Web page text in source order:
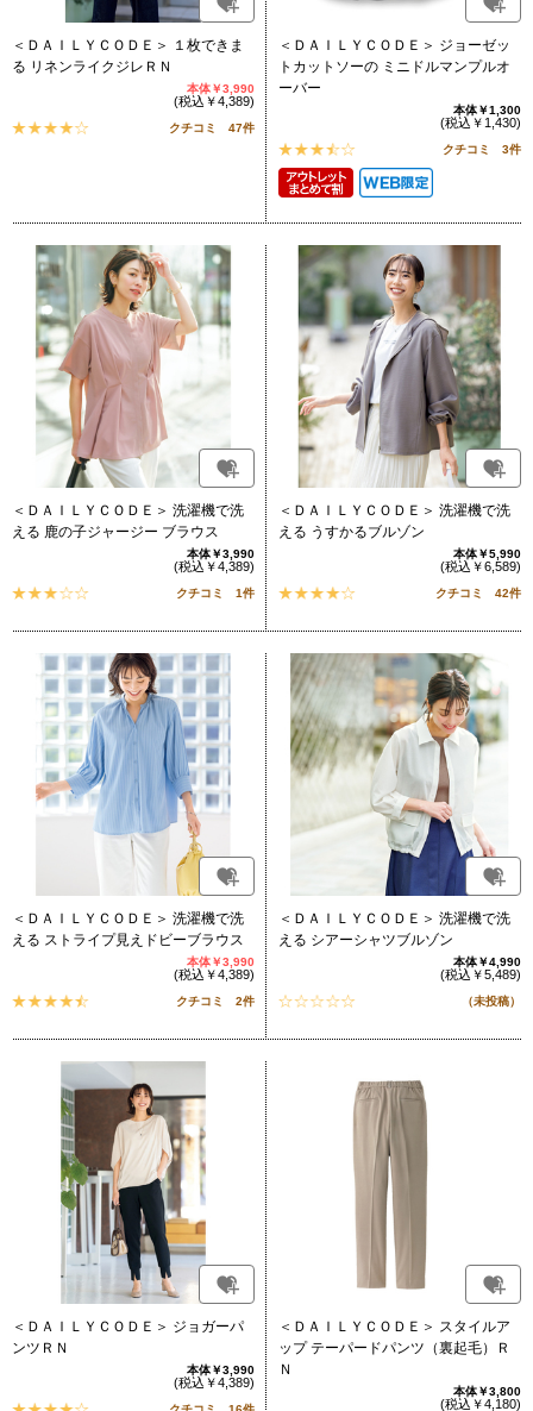
＜ＤＡＩＬＹＣＯＤＥ＞ １枚できま
る リネンライクジレＲＮ
本体￥3,990
(税込￥4,389)
クチコミ 47件
＜ＤＡＩＬＹＣＯＤＥ＞ ジョーゼッ
トカットソーの ミニドルマンプルオ
ーバー
本体￥1,300
(税込￥1,430)
クチコミ 3件
＜ＤＡＩＬＹＣＯＤＥ＞ 洗濯機で洗
える 鹿の子ジャージー ブラウス
本体￥3,990
(税込￥4,389)
クチコミ 1件
＜ＤＡＩＬＹＣＯＤＥ＞ 洗濯機で洗
える うすかるブルゾン
本体￥5,990
(税込￥6,589)
クチコミ 42件
＜ＤＡＩＬＹＣＯＤＥ＞ 洗濯機で洗
える ストライプ見えドビーブラウス
本体￥3,990
(税込￥4,389)
クチコミ 2件
＜ＤＡＩＬＹＣＯＤＥ＞ 洗濯機で洗
える シアーシャツブルゾン
本体￥4,990
(税込￥5,489)
（未投稿）
＜ＤＡＩＬＹＣＯＤＥ＞ ジョガーパ
ンツＲＮ
本体￥3,990
(税込￥4,389)
＜ＤＡＩＬＹＣＯＤＥ＞ スタイルア
ップ テーパードパンツ（裏起毛）Ｒ
Ｎ
本体￥3,800
(税込￥4,180)